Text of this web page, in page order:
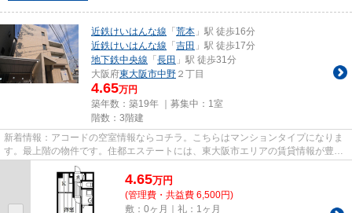
近鉄けいはんな線 「 荒本 」駅 徒歩16分
近鉄けいはんな線 「 吉田 」駅 徒歩17分
地下鉄中央線 「 長田 」駅 徒歩31分
大阪府東大阪市中野 ２丁目
4.65万円
築年数：築19年 ｜募集中： 1室
階数：3階建
新着情報：アコードの空室情報ならコチラ。こちらはマンションタイプになりま
す。最上階の物件です。住都エステートには、東大阪市エリアの賃貸情報が豊富
です。もちろん、店舗へのご...
4.65万円
(管理費・共益費 6,500円)
敷：0ヶ月｜礼：1ヶ月